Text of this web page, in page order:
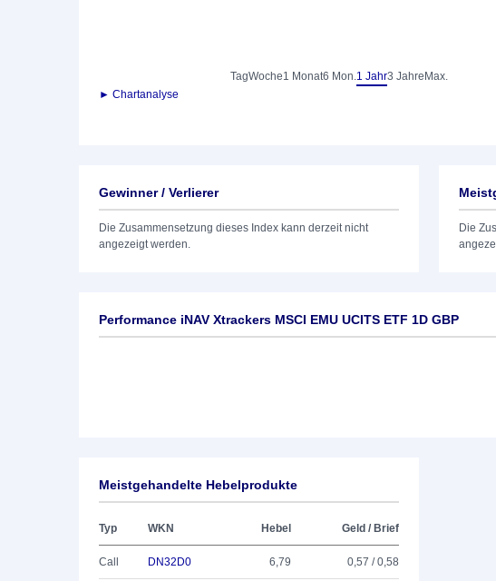
TagWoche1 Monat6 Mon.1 Jahr3 Jahre Max.
► Chartanalyse
Gewinner / Verlierer
Die Zusammensetzung dieses Index kann derzeit nicht
angezeigt werden.
Die
Performance iNAV Xtrackers MSCI EMU UCITS ETF 1D GBP
Meistgehandelte Hebelprodukte
Typ WKN Hebel Geld / Brief
Call DN32D0 6,79 0,57 / 0,58